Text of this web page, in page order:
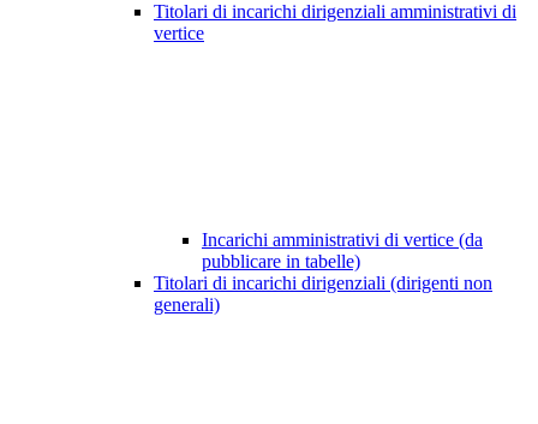
Titolari di incarichi dirigenziali amministrativi di
vertice
Incarichi amministrativi di vertice (da
pubblicare in tabelle)
Titolari di incarichi dirigenziali (dirigenti non
generali)